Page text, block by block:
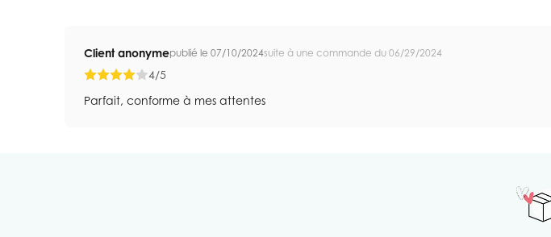
Client anonymepublié le 07/10/2024suite à une commande du 06/29/2024
4/5
Parfait, conforme à mes attentes